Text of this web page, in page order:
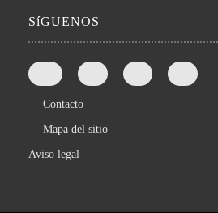
SíGUENOS
Contacto
Mapa del sitio
Aviso legal